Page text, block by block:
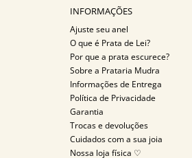
INFORMAÇÕES
Ajuste seu anel
O que é Prata de Lei?
Por que a prata escurece?
Sobre a Prataria Mudra
Informações de Entrega
Política de Privacidade
Garantia
Trocas e devoluções
Cuidados com a sua joia
Nossa loja física ♡